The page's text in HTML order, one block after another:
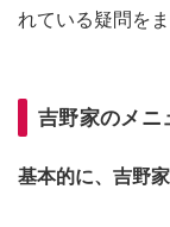
れている疑問を
吉野家のメニ
基本的に、吉野